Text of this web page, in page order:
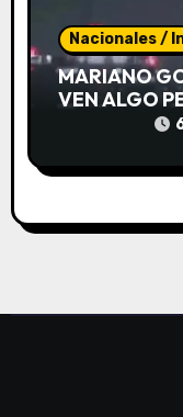
Nacionales /
MARIANO
VEN ALGO
EL RIESGO